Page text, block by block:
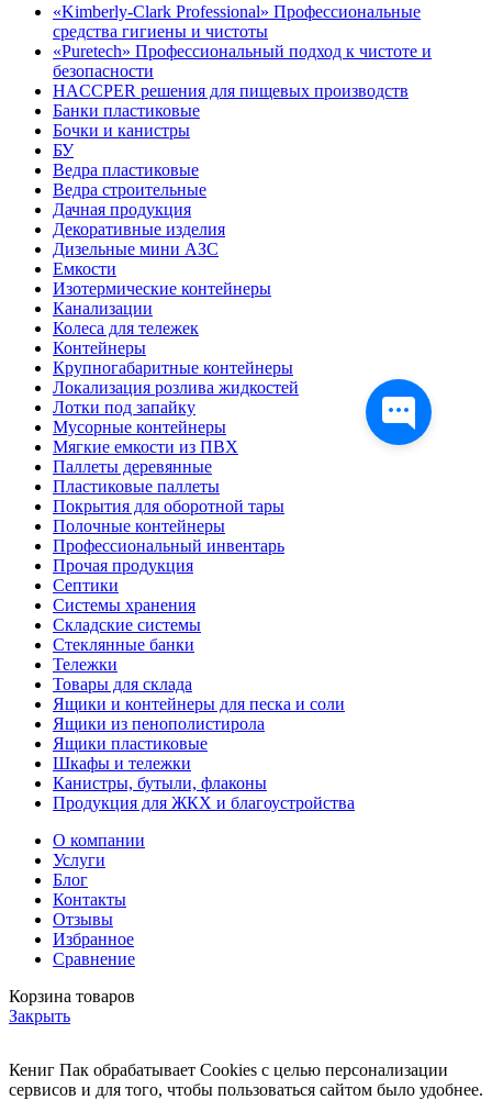
«Kimberly-Clark Professional» Профессиональные
средства гигиены и чистоты
«Puretech» Профессиональный подход к чистоте и
безопасности
HACCPER решения для пищевых производств
Банки пластиковые
Бочки и канистры
БУ
Ведра пластиковые
Ведра строительные
Дачная продукция
Декоративные изделия
Дизельные мини АЗС
Емкости
Изотермические контейнеры
Канализации
Колеса для тележек
Контейнеры
Крупногабаритные контейнеры
Локализация розлива жидкостей
Лотки под запайку
Мусорные контейнеры
Мягкие емкости из ПВХ
Паллеты деревянные
Пластиковые паллеты
Покрытия для оборотной тары
Полочные контейнеры
Профессиональный инвентарь
Прочая продукция
Септики
Системы хранения
Складские системы
Стеклянные банки
Тележки
Товары для склада
Ящики и контейнеры для песка и соли
Ящики из пенополистирола
Ящики пластиковые
Шкафы и тележки
Канистры, бутыли, флаконы
Продукция для ЖКХ и благоустройства
О компании
Услуги
Блог
Контакты
Отзывы
Избранное
Сравнение
Корзина товаров
Закрыть
Кениг Пак обрабатывает Cookies с целью персонализации
сервисов и для того, чтобы пользоваться сайтом было удобнее.